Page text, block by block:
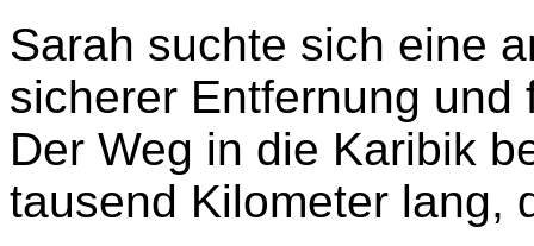
Sarah suchte sich eine
sicherer Entfernung
Der Weg in die Karibik
tausend Kilometer lang,